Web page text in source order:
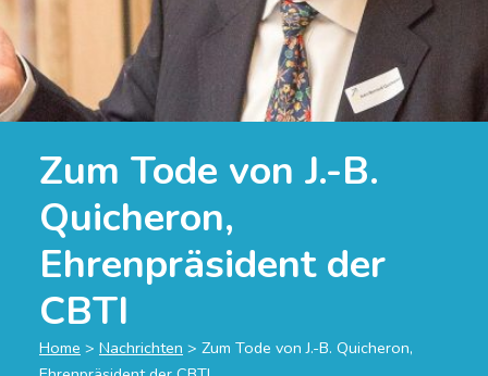
Zum Tode von J.-B.
Quicheron,
Ehrenpräsident der
CBTI
Home > Nachrichten > Zum Tode von J.-B. Quicheron,